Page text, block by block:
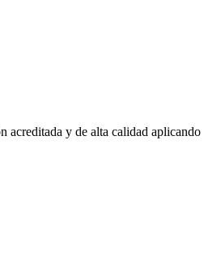
acreditada y de alta calidad aplicando